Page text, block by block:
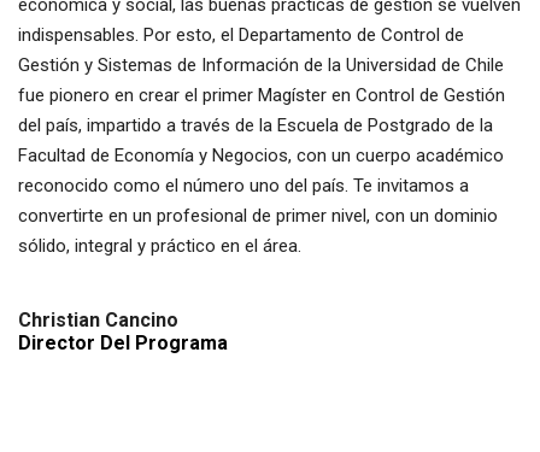
económica y social, las buenas prácticas de gestión se vuelven
indispensables. Por esto, el Departamento de Control de
Gestión y Sistemas de Información de la Universidad de Chile
fue pionero en crear el primer Magíster en Control de Gestión
del país, impartido a través de la Escuela de Postgrado de la
Facultad de Economía y Negocios, con un cuerpo académico
reconocido como el número uno del país. Te invitamos a
convertirte en un profesional de primer nivel, con un dominio
sólido, integral y práctico en el área.
Christian Cancino
Director Del Programa